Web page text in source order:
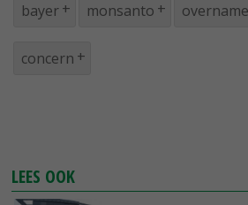
bayer monsanto overname
concern
LEES OOK